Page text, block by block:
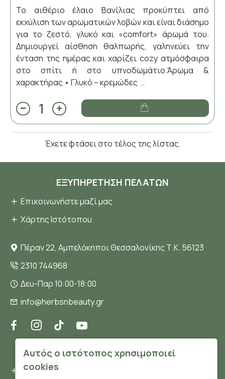
Το αιθέριο έλαιο Βανίλιας προκύπτει από
εκχύλιση των αρωματικών λοβών και είναι διάσημο
για το ζεστό, γλυκό και «comfort» άρωμά του.
Δημιουργεί αίσθηση θαλπωρής, γαληνεύει την
ένταση της ημέρας και χαρίζει cozy ατμόσφαιρα
στο σπίτι ή στο υπνοδωμάτιο.Άρωμα &
χαρακτήρας • Γλυκό – κρεμώδες ..
Έχετε φτάσει στο τέλος της λίστας.
ΕΞΥΠΗΡΈΤΗΣΗ ΠΕΛΑΤΏΝ
Επικοινωνήστε μαζί μας
Χάρτης Ιστότοπου
Πέραν 22, Αμπελόκηποι Θεσσαλονίκης Τ.Κ. 56123
2310 744968
Δευ-Παρ 10:00-18:00
info@herbsnbeauty.gr
ΠΛΗΡΟΦΟΡΊΕΣ
Όροι και συνθήκες
Αυτός ο ιστότοπος χρησιμοποιεί
cookies